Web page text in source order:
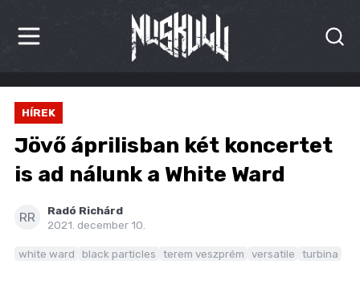
HÍREK
KRITIKÁK
BESZÁMOLÓK
HÍREK
Jövő áprilisban két koncertet
is ad nálunk a White Ward
RR
Radó Richárd
2021. december 10.
white ward black particles terem veszprém versatile turbina